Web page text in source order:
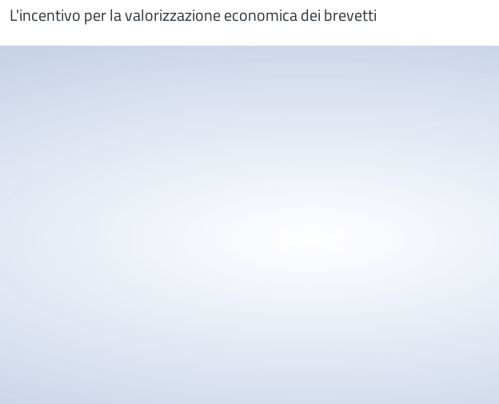
L'incentivo per la valorizzazione economica dei brevetti